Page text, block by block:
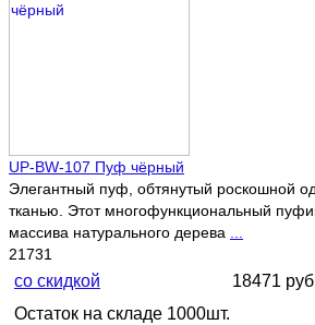
UP-BW-107 Пуф чёрный
Элегантный пуф, обтянутый роскошной
тканью. Этот многофункциональный
массива натурального дерева ...
21731
со скидкой
18471
Остаток на складе 1000шт.